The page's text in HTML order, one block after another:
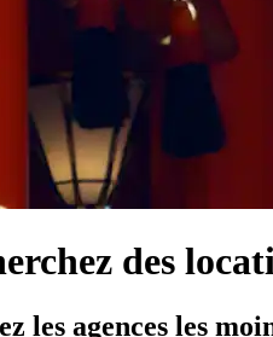
des
les agences les